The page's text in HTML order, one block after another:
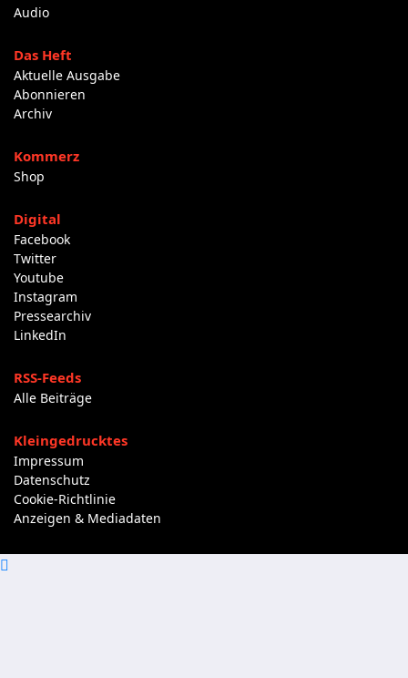
Audio
Das Heft
Aktuelle Ausgabe
Abonnieren
Archiv
Kommerz
Shop
Digital
Facebook
Twitter
Youtube
Instagram
Pressearchiv
LinkedIn
RSS-Feeds
Alle Beiträge
Kleingedrucktes
Impressum
Datenschutz
Cookie-Richtlinie
Anzeigen & Mediadaten